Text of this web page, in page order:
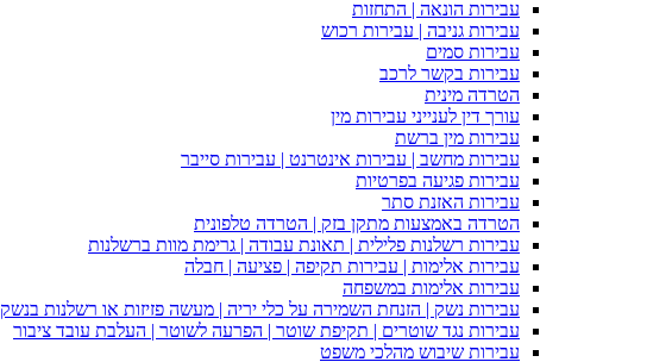
עבירות הונאה | התחזות
עבירות גניבה | עבירות רכוש
עבירות סמים
עבירות בקשר לרכב
הטרדה מינית
עורך דין לענייני עבירות מין
עבירות מין ברשת
עבירות מחשב | עבירות אינטרנט | עבירות סייבר
עבירות פגיעה בפרטיות
עבירות האזנת סתר
הטרדה באמצעות מתקן בזק | הטרדה טלפונית
עבירות רשלנות פלילית | תאונת עבודה | גרימת מוות ברשלנות
עבירות אלימות | עבירות תקיפה | פציעה | חבלה
עבירות אלימות במשפחה
עבירות נשק | הזנחת השמירה על כלי יריה | מעשה פזיזות או רשלנות בנשק
עבירות נגד שוטרים | תקיפת שוטר | הפרעה לשוטר | העלבת עובד ציבור
עבירות שיבוש מהלכי משפט